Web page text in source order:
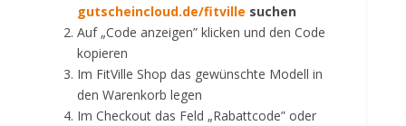
gutscheincloud.de/fitville suchen
Auf „Code anzeigen” klicken und den Code
kopieren
Im FitVille Shop das gewünschte Modell in
den Warenkorb legen
Im Checkout das Feld „Rabattcode” oder